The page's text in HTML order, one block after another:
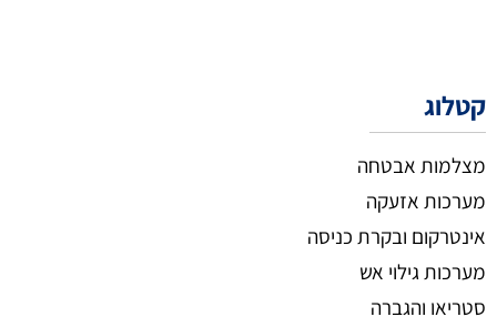
קטלוג
מצלמות אבטחה
מערכות אזעקה
אינטרקום ובקרת כניסה
מערכות גילוי אש
סטריאו והגברה